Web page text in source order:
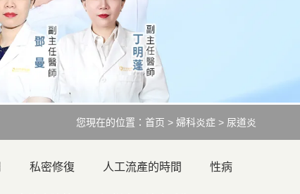
您現在的位置： 首页 > 婦科炎症 > 尿道炎
私密修復 人工流產的時間 性病